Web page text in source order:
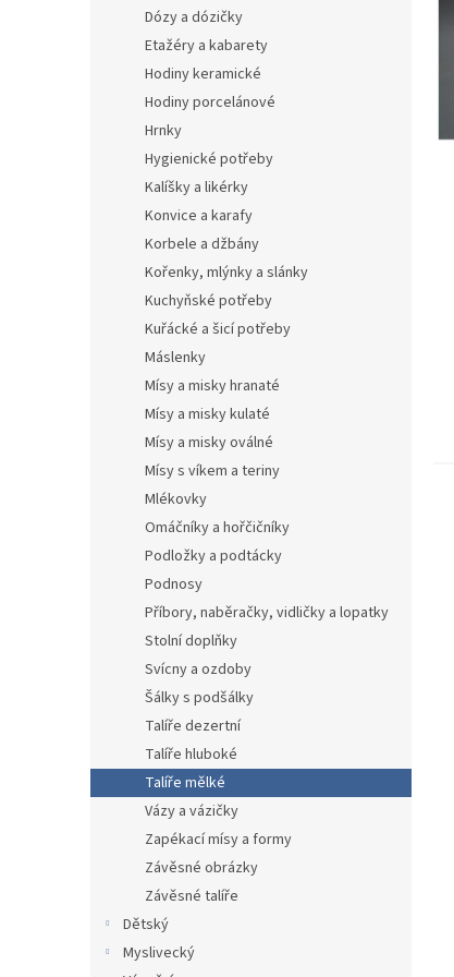
Dózy a dózičky
Etažéry a kabarety
Hodiny keramické
Hodiny porcelánové
Hrnky
Hygienické potřeby
Kalíšky a likérky
Konvice a karafy
Korbele a džbány
Kořenky, mlýnky a slánky
Kuchyňské potřeby
Kuřácké a šicí potřeby
Máslenky
Mísy a misky hranaté
Mísy a misky kulaté
Mísy a misky oválné
Mísy s víkem a teriny
Mlékovky
Omáčníky a hořčičníky
Podložky a podtácky
Podnosy
Příbory, naběračky, vidličky a lopatky
Stolní doplňky
Svícny a ozdoby
Šálky s podšálky
Talíře dezertní
Talíře hluboké
Talíře mělké
Vázy a vázičky
Zapékací mísy a formy
Závěsné obrázky
Závěsné talíře
Dětský
Myslivecký